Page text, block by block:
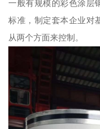
一般有规模的彩色涂层
标准，制定套本企业对
从两个方面来控制。